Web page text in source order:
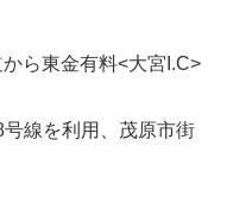
ら東金有料<大宮I.C>
線を利用、茂原市街